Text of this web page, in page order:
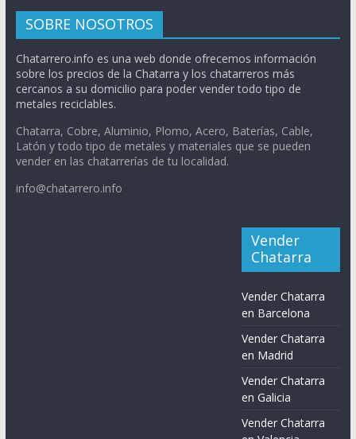
SOBRE NOSOTROS
Chatarrero.info es una web donde ofrecemos información
sobre los precios de la Chatarra y los chatarreros más
cercanos a su domicilio para poder vender todo tipo de
metales reciclables.
Chatarra, Cobre, Aluminio, Plomo, Acero, Baterías, Cable,
Latón y todo tipo de metales y materiales que se pueden
vender en las chatarrerías de tu localidad.
info@chatarrero.info
Vender
Chatarra
Vender Chatarra
en Barcelona
Vender Chatarra
en Madrid
Vender Chatarra
en Galicia
Vender Chatarra